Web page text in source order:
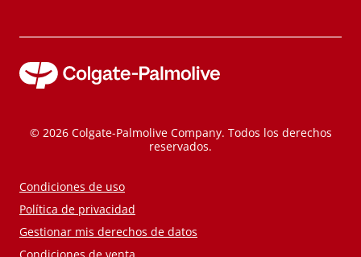
© 2026 Colgate-Palmolive Company. Todos los derechos
reservados.
Condiciones de uso
Política de privacidad
Gestionar mis derechos de datos